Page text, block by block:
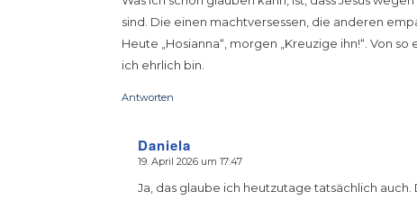
sind. Die einen machtversessen, die anderen
Heute „Hosianna“, morgen „Kreuzige ihn!“. Von
ich ehrlich bin.
Antworten
Daniela
sagte:
19. April 2026 um 17:47
Ja, das glaube ich heutzutage tatsächlich